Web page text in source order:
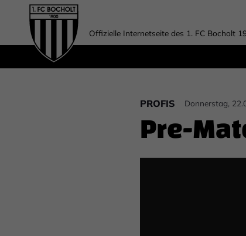
Offizielle Internetseite des 1. FC Bocholt
PROFIS Donnerstag,
Pre-